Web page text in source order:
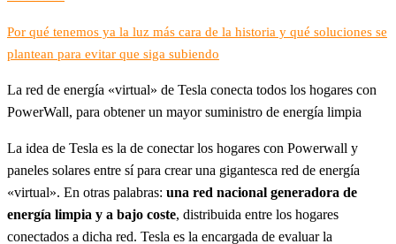
Por qué tenemos ya la luz más cara de la historia y qué soluciones se
plantean para evitar que siga subiendo
La red de energía «virtual» de Tesla conecta todos los hogares con
PowerWall, para obtener un mayor suministro de energía limpia
La idea de Tesla es la de conectar los hogares con Powerwall y
paneles solares entre sí para crear una gigantesca red de energía
«virtual». En otras palabras: una red nacional generadora de
energía limpia y a bajo coste, distribuida entre los hogares
conectados a dicha red. Tesla es la encargada de evaluar la